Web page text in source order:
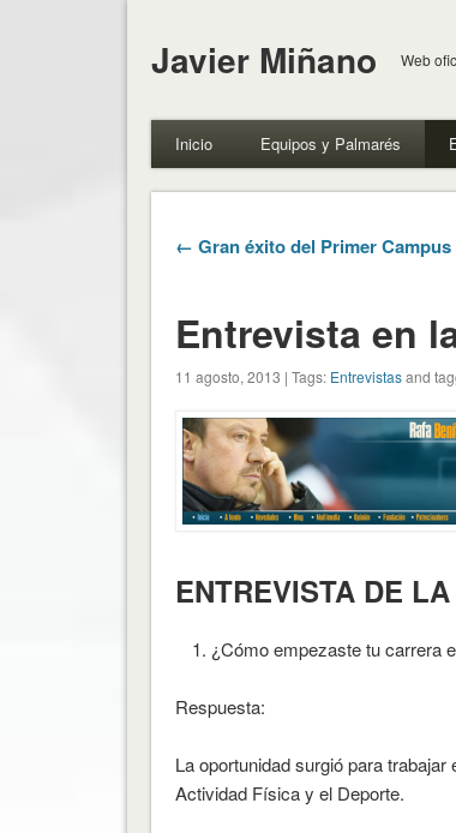
Javier Miñano Web
Inicio Equipos y Palmarés
← Gran éxito del Primer
Entrevista en
11 agosto, 2013 | Tags: Entrevistasand
ENTREVISTA DE
¿Cómo empezaste tu carrera
Respuesta:
La oportunidad surgió para
Actividad Física y el Deporte.